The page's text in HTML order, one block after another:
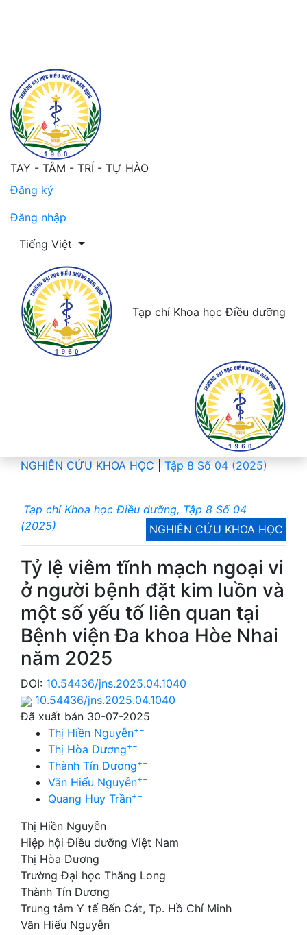
TAY - TÂM - TRÍ - TỰ HÀO
Đăng ký
Đăng nhập
Thay đổi ngôn ngữ. Ngôn ngữ hiện tại là:
Tiếng Việt
Tạp chí Khoa học Điều dưỡng
NGHIÊN CỨU KHOA HỌC Tập 8 Số 04 (2025)
Tạp chí Khoa học Điều dưỡng, Tập 8 Số 04
(2025)
NGHIÊN CỨU KHOA HỌC
Tỷ lệ viêm tĩnh mạch ngoại vi
ở người bệnh đặt kim luồn và
một số yếu tố liên quan tại
Bệnh viện Đa khoa Hòe Nhai
năm 2025
DOI: 10.54436/jns.2025.04.1040
10.54436/jns.2025.04.1040
Đã xuất bản 30-07-2025
Thị Hiền Nguyễn+−
Thị Hòa Dương+−
Thành Tín Dương+−
Văn Hiếu Nguyễn+−
Quang Huy Trần+−
Thị Hiền Nguyễn
Hiệp hội Điều dưỡng Việt Nam
Thị Hòa Dương
Trường Đại học Thăng Long
Thành Tín Dương
Trung tâm Y tế Bến Cát, Tp. Hồ Chí Minh
Văn Hiếu Nguyễn